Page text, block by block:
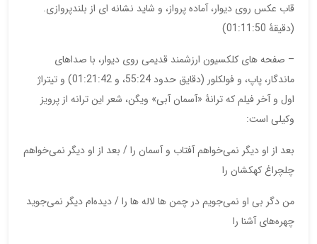
قاب عکس روی دیوار، آماده پرواز، و شاید نشانه ای از بلندپروازی.
(دقیقۀ 01:11:50)
– صفحه های کلکسیون ارزشمند قدیمی روی دیوار، با صداهای
ماندگار، پاپ، و فولکلور (دقایق حدود 55:24، و 01:21:42) و تیتراژ
اول و آخر فیلم که ترانۀ «آسمان آبی» ویگن، شعر این ترانه از پرویز
وکیلی است:
بعد از او دیگر نمی‌خواهم آفتاب و آسمان را / بعد از او دیگر نمی‌خواهم
چلچراغ کهکشان را
من دگر بی او نمی‌جویم در چمن ها لاله ها را / دیده‌ام دیگر نمی‌جوید
چهره‌های آشنا را